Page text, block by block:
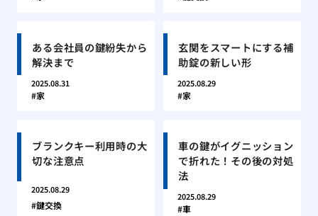
ある会社員の鍵紛失から
解決まで
2025.08.31
家
玄関をスマートにする補
助錠の新しい形
2025.08.29
家
ブランクキー利用時の大
切な注意点
2025.08.29
鍵交換
車の鍵がイグニッション
で折れた！その後の対処
法
2025.08.29
車